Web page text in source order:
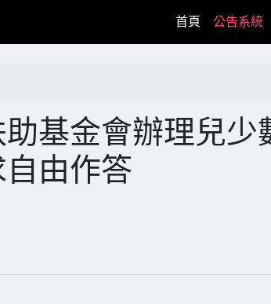
首頁(current)
公告系統
基金會辦理兒少
由作答